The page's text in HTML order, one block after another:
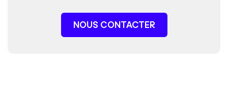
NOUS CONTACTER